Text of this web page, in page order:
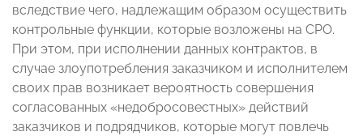
вследствие чего, надлежащим образом осуществить
контрольные функции, которые возложены на СРО.
При этом, при исполнении данных контрактов, в
случае злоупотребления заказчиком и исполнителем
своих прав возникает вероятность совершения
согласованных «недобросовестных» действий
заказчиков и подрядчиков, которые могут повлечь